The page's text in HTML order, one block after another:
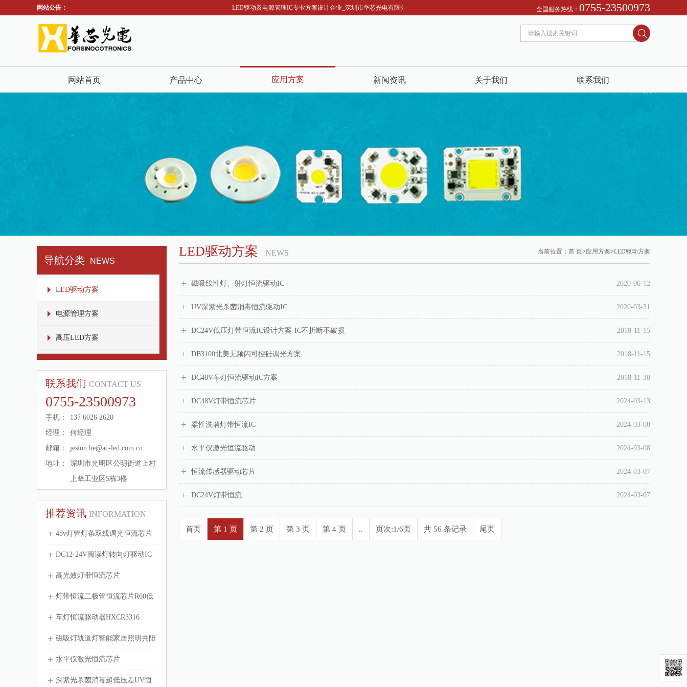
网站公告： LED驱动及电源管理IC专业方案设计企业_深圳市华芯光电有限公司，我们恭迎您的来电！ 诚信为本：市场在变，诚信永远不变...
全国服务热线： 0755-23500973
网站首页 产品中心 应用方案 新闻资讯 关于我们 联系我们
导航分类 NEWS
LED驱动方案
电源管理方案
高压LED方案
联系我们 CONTACT US
0755-23500973
手机：
137 6026 2620
经理：
何经理
邮箱：
jesion.he@ac-led.com.cn
地址：
深圳市光明区公明街道上村
上辇工业区5栋3楼
推荐资讯 INFORMATION
48v灯管灯条双线调光恒流芯片
HXCR2...
DC12-24V阅读灯转向灯驱动IC
高光效灯带恒流芯片
灯带恒流二极管恒流芯片R60低
于1毛钱
车灯恒流驱动器HXCR3316
磁吸灯轨道灯智能家居照明共阳
极调光无频闪...
水平仪激光恒流芯片
深紫光杀菌消毒超低压差UV恒
LED驱动方案 NEWS 当前位置： 首 页>应用方案>LED驱动方案
磁吸线性灯、射灯恒流驱动IC 2020-06-12
UV深紫光杀菌消毒恒流驱动IC 2020-03-31
DC24V低压灯带恒流IC设计方案-IC不折断不破损 2018-11-15
DB3100北美无频闪可控硅调光方案 2018-11-15
DC48V车灯恒流驱动IC方案 2018-11-30
DC48V灯带恒流芯片 2024-03-13
柔性洗墙灯带恒流IC 2024-03-08
水平仪激光恒流驱动 2024-03-08
恒流传感器驱动芯片 2024-03-07
DC24V灯带恒流 2024-03-07
首页 第 1 页 第 2 页 第 3 页 第 4 页 .. 页次:1/6页 共 56 条记录 尾页